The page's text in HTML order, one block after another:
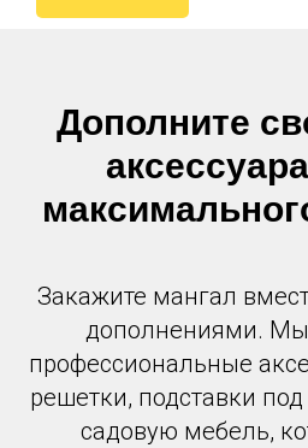
Дополните
Закажите мангал
дополнениями.
профессиональные
решетки, подставки
садовую мебель,